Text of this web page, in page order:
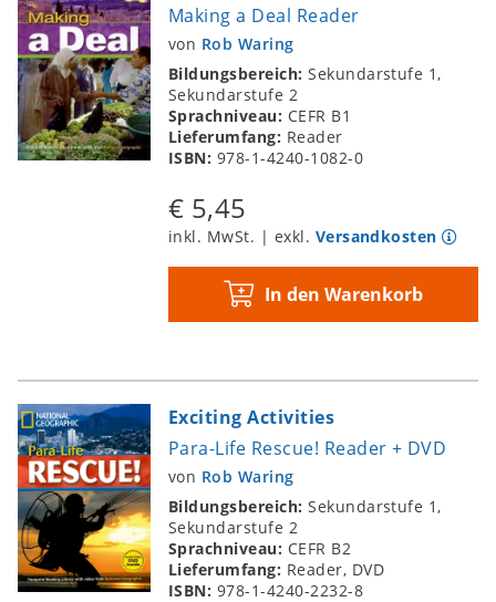
Making a Deal Reader
von Rob Waring
Bildungsbereich:Sekundarstufe 1,
Sekundarstufe 2
Sprachniveau: CEFR B1
Lieferumfang: Reader
ISBN: 978-1-4240-1082-0
€ 5,45
inkl. MwSt. | exkl. Versandkosten
In den Warenkorb
Exciting Activities
Para-Life Rescue! Reader + DVD
von Rob Waring
Bildungsbereich:Sekundarstufe 1,
Sekundarstufe 2
Sprachniveau: CEFR B2
Lieferumfang: Reader, DVD
ISBN: 978-1-4240-2232-8